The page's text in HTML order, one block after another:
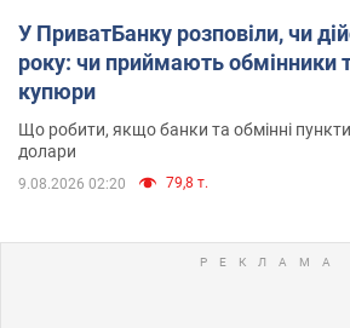
У ПриватБанку розповіли, чи
року: чи приймають обмінники
купюри
Що робити, якщо банки та обмінні
долари
9.08.2026 02:20 79,8 т.